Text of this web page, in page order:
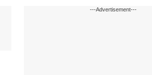
---Advertisement---